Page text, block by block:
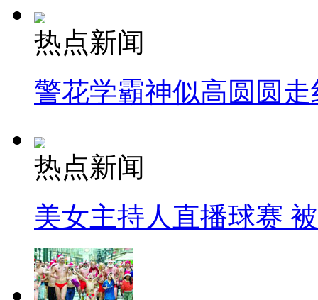
热点新闻
警花学霸神似高圆圆走
热点新闻
美女主持人直播球赛